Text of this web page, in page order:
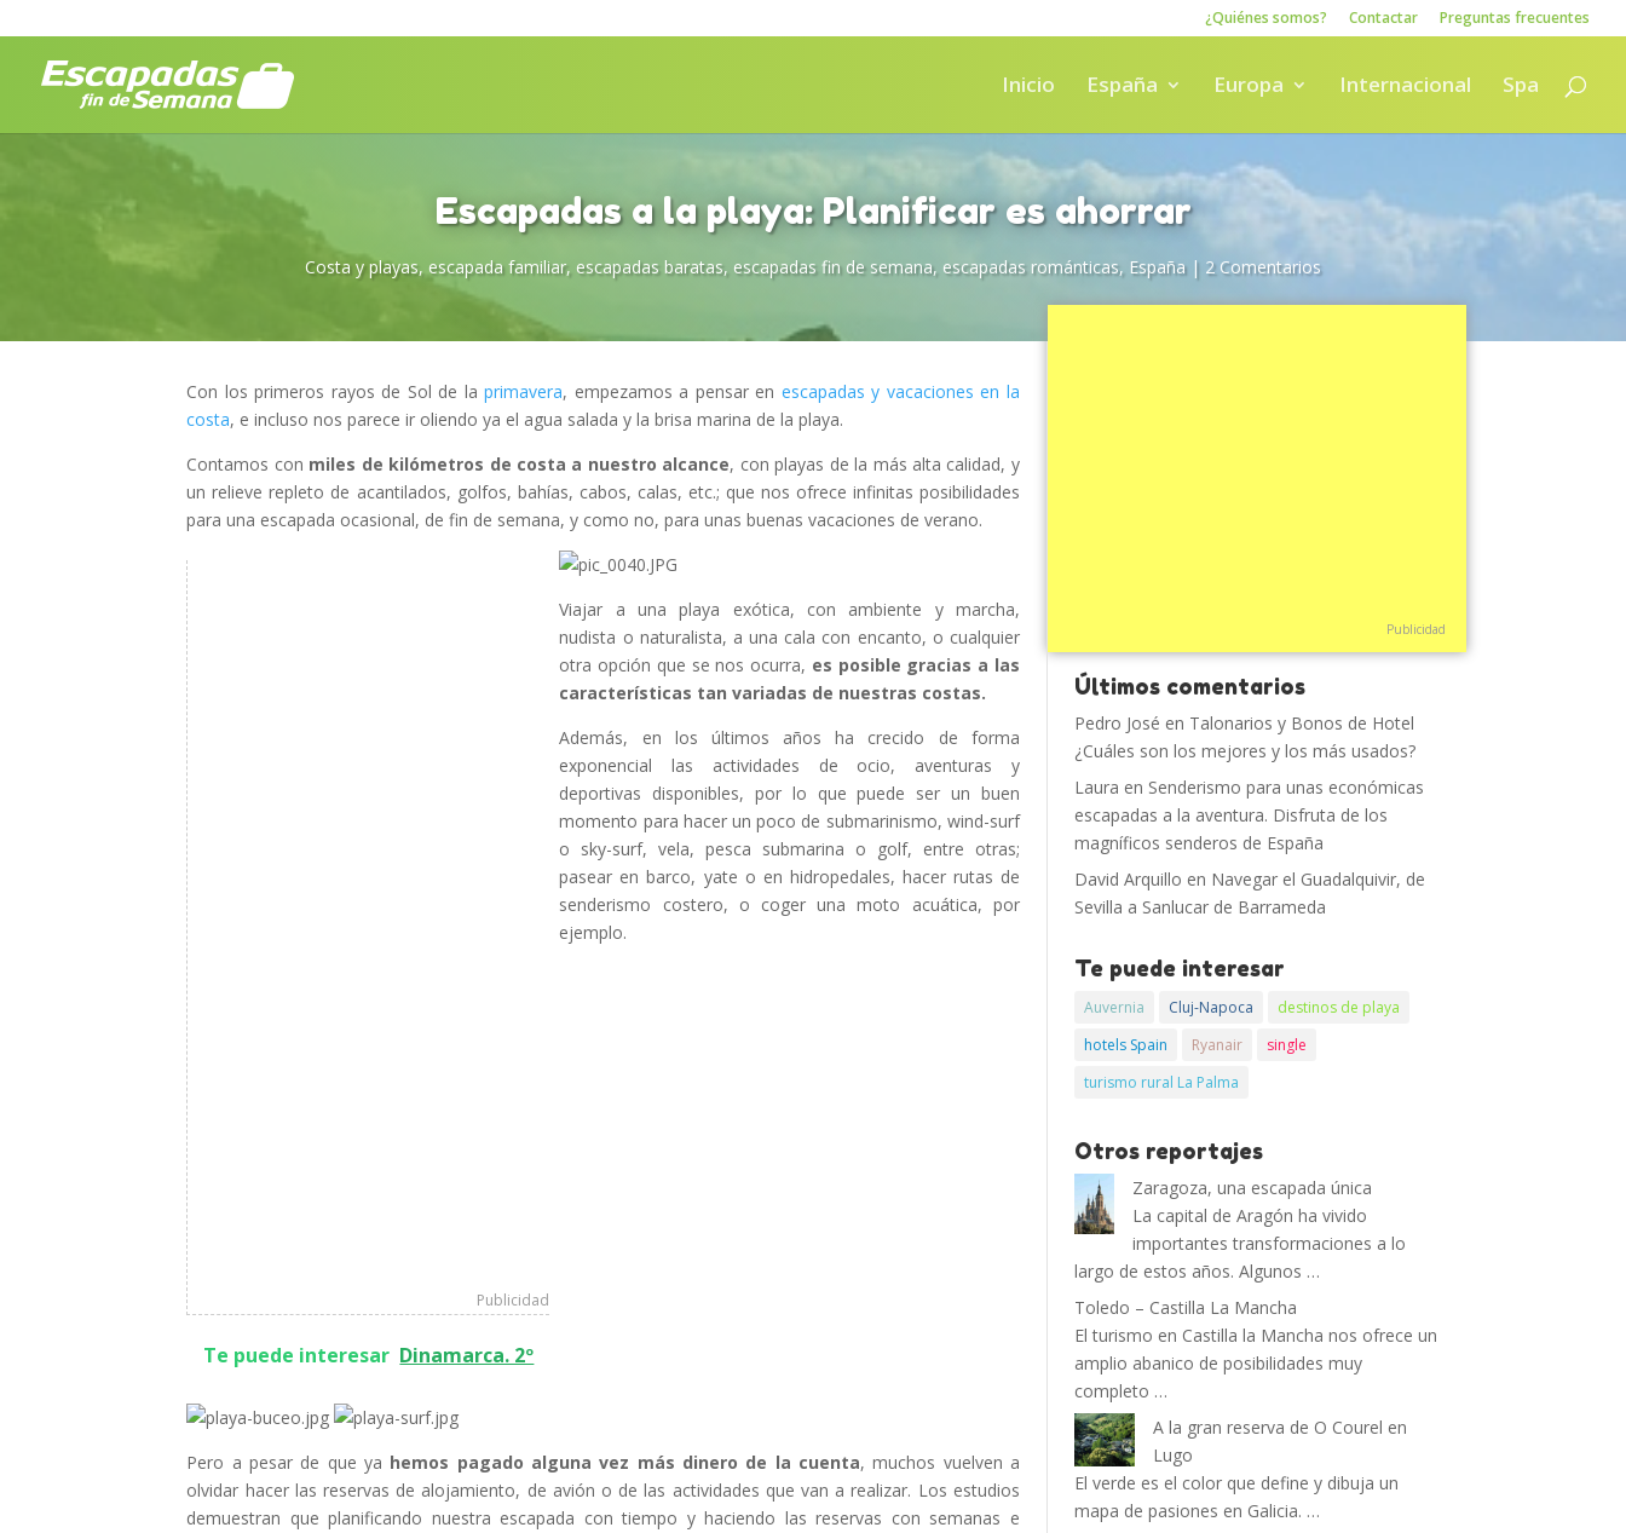
¿Quiénes somos? Contactar Preguntas frecuentes
Inicio España Europa Internacional Spa
Escapadas a la playa: Planificar es ahorrar
Costa y playas, escapada familiar, escapadas baratas, escapadas fin de semana, escapadas románticas, España| 2 Comentarios
Con los primeros rayos de Sol de laprimavera, empezamos a pensar en escapadas y vacaciones en la
costa, e incluso nos parece ir oliendo ya el agua salada y la brisa marina de la playa.
Contamos con miles de kilómetros de costa a nuestro alcance, con playas de la más alta calidad, y
un relieve repleto de acantilados, golfos, bahías, cabos, calas, etc.; que nos ofrece infinitas posibilidades
para una escapada ocasional, de fin de semana, y como no, para unas buenas vacaciones de verano.
Publicidad
Viajar a una playa exótica, con ambiente y marcha,
nudista o naturalista, a una cala con encanto, o cualquier
otra opción que se nos ocurra, es posible gracias a las
características tan variadas de nuestras costas.
Además, en los últimos años ha crecido de forma
exponencial las actividades de ocio, aventuras y
deportivas disponibles, por lo que puede ser un buen
momento para hacer un poco de submarinismo, wind-surf
o sky-surf, vela, pesca submarina o golf, entre otras;
pasear en barco, yate o en hidropedales, hacer rutas de
senderismo costero, o coger una moto acuática, por
ejemplo.
Te puede interesar Dinamarca. 2º
Pero a pesar de que ya hemos pagado alguna vez más dinero de la cuenta, muchos vuelven a
olvidar hacer las reservas de alojamiento, de avión o de las actividades que van a realizar. Los estudios
demuestran que planificando nuestra escapada con tiempo y haciendo las reservas con semanas e
Publicidad
Últimos comentarios
Pedro José en Talonarios y Bonos de Hotel
¿Cuáles son los mejores y los más usados?
Laura en Senderismo para unas económicas
escapadas a la aventura. Disfruta de los
magníficos senderos de España
David Arquillo en Navegar el Guadalquivir, de
Sevilla a Sanlucar de Barrameda
Te puede interesar
Auvernia Cluj-Napoca
destinos de playa
hotels Spain
Ryanair
single
turismo rural La Palma
Otros reportajes
Zaragoza, una escapada única
La capital de Aragón ha vivido
importantes transformaciones a lo
largo de estos años. Algunos …
Toledo – Castilla La Mancha
El turismo en Castilla la Mancha nos ofrece un
amplio abanico de posibilidades muy
completo …
A la gran reserva de O Courel en
Lugo
El verde es el color que define y dibuja un
mapa de pasiones en Galicia. …